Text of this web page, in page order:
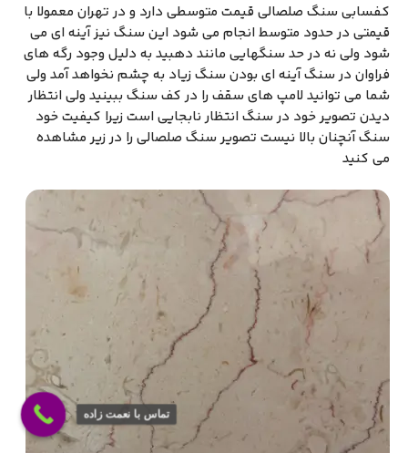
کفسابی سنگ صلصالی قیمت متوسطی دارد و در تهران معمولا با
قیمتی در حدود متوسط انجام می شود این سنگ نیز آینه ای می
شود ولی نه در حد سنگهایی مانند دهبید به دلیل وجود رگه های
فراوان در سنگ آینه ای بودن سنگ زیاد به چشم نخواهد آمد ولی
شما می توانید لامپ های سقف را در کف سنگ ببینید ولی انتظار
دیدن تصویر خود در سنگ انتظار نابجایی است زیرا کیفیت خود
سنگ آنچنان بالا نیست تصویر سنگ صلصالی را در زیر مشاهده
می کنید
تماس با نعمت زاده